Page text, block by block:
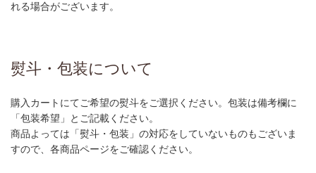
れる場合がございます。
熨斗・包装について
購入カートにてご希望の熨斗をご選択ください。包装は備考欄に
「包装希望」とご記載ください。
商品よっては「熨斗・包装」の対応をしていないものもございま
すので、各商品ページをご確認ください。